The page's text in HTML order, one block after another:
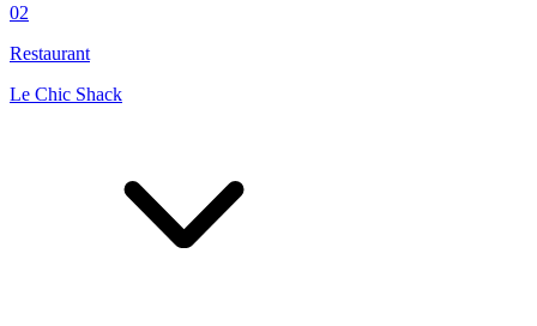
02
Restaurant
Le Chic Shack